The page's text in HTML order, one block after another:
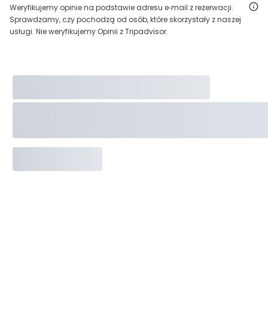
Weryfikujemy opinie na podstawie adresu e‑mail z rezerwacji.
Sprawdzamy, czy pochodzą od osób, które skorzystały z naszej
usługi. Nie weryfikujemy Opinii z Tripadvisor.